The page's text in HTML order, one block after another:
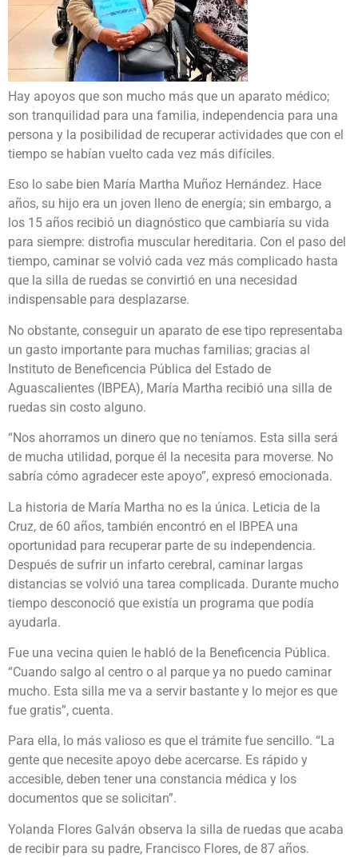
Hay apoyos que son mucho más que un aparato médico;
son tranquilidad para una familia, independencia para una
persona y la posibilidad de recuperar actividades que con el
tiempo se habían vuelto cada vez más difíciles.
Eso lo sabe bien María Martha Muñoz Hernández. Hace
años, su hijo era un joven lleno de energía; sin embargo, a
los 15 años recibió un diagnóstico que cambiaría su vida
para siempre: distrofia muscular hereditaria. Con el paso del
tiempo, caminar se volvió cada vez más complicado hasta
que la silla de ruedas se convirtió en una necesidad
indispensable para desplazarse.
No obstante, conseguir un aparato de ese tipo representaba
un gasto importante para muchas familias; gracias al
Instituto de Beneficencia Pública del Estado de
Aguascalientes (IBPEA), María Martha recibió una silla de
ruedas sin costo alguno.
“Nos ahorramos un dinero que no teníamos. Esta silla será
de mucha utilidad, porque él la necesita para moverse. No
sabría cómo agradecer este apoyo”, expresó emocionada.
La historia de María Martha no es la única. Leticia de la
Cruz, de 60 años, también encontró en el IBPEA una
oportunidad para recuperar parte de su independencia.
Después de sufrir un infarto cerebral, caminar largas
distancias se volvió una tarea complicada. Durante mucho
tiempo desconoció que existía un programa que podía
ayudarla.
Fue una vecina quien le habló de la Beneficencia Pública.
“Cuando salgo al centro o al parque ya no puedo caminar
mucho. Esta silla me va a servir bastante y lo mejor es que
fue gratis”, cuenta.
Para ella, lo más valioso es que el trámite fue sencillo. “La
gente que necesite apoyo debe acercarse. Es rápido y
accesible, deben tener una constancia médica y los
documentos que se solicitan”.
Yolanda Flores Galván observa la silla de ruedas que acaba
de recibir para su padre, Francisco Flores, de 87 años.